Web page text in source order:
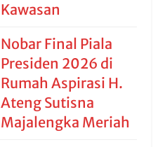
Kawasan
Nobar Final Piala
Presiden 2026 di
Rumah Aspirasi H.
Ateng Sutisna
Majalengka Meriah